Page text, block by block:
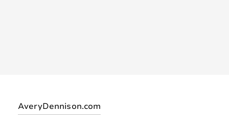
AveryDennison.com